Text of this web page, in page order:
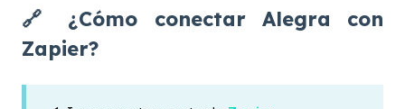
🔗 ¿Cómo conectar Alegra con
Zapier?